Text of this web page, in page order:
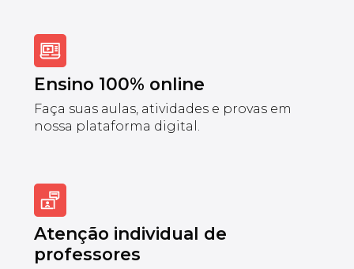
Ensino 100% online
Faça suas aulas, atividades e provas em
nossa plataforma digital.
Atenção individual de
professores